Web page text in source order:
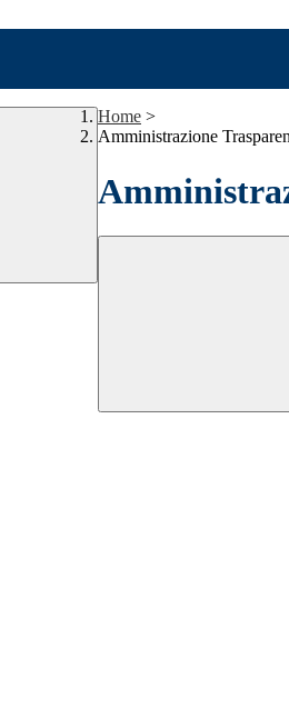
Home >
Amministrazione